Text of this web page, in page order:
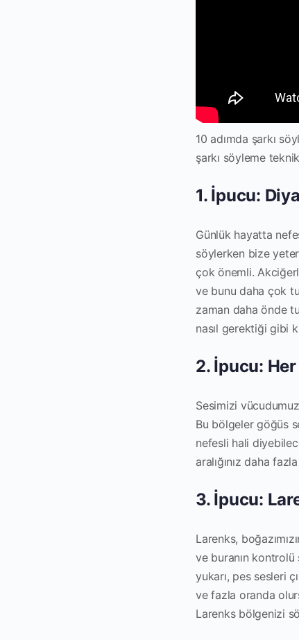
10 adımda şarkı
şarkı söyleme
1. İpucu:
Günlük hayatta
söylerken bize
çok önemli.
ve bunu daha çok
zaman daha önde
nasıl gerektiği gibi
2. İpucu:
Sesimizi
Bu bölgeler göğüs
nefesli hali
aralığınız daha
3. İpucu:
Larenks,
ve buranın kontrolü
yukarı, pes sesleri
ve fazla oranda
Larenks bölgenizi